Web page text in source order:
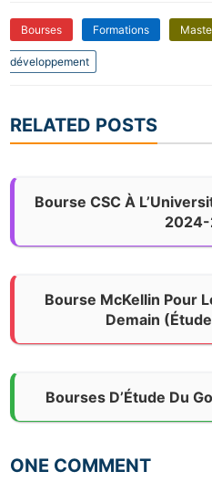
Bourses Formations
développement
RELATED POSTS
Bourse CSC À
Bourse McKellin Pour
Demain
Bourses D’Étude Du
ONE COMMENT